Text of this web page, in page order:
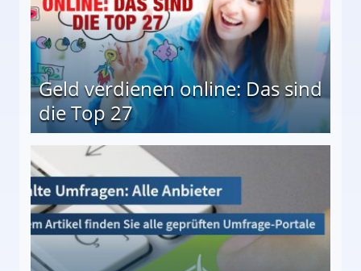
Geld verdienen online: Das sind
die Top 27